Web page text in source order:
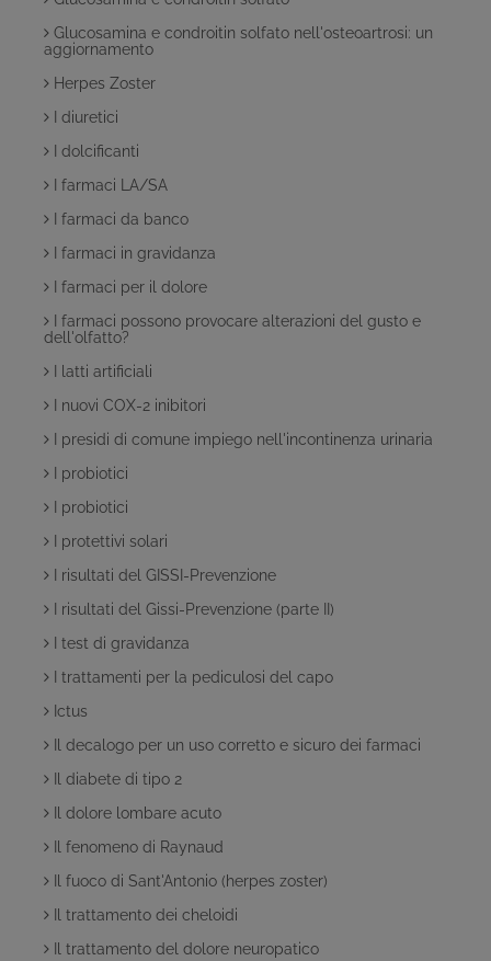
Glucosamina e condroitin solfato nell'osteoartrosi: un
aggiornamento
Herpes Zoster
I diuretici
I dolcificanti
I farmaci LA/SA
I farmaci da banco
I farmaci in gravidanza
I farmaci per il dolore
I farmaci possono provocare alterazioni del gusto e
dell'olfatto?
I latti artificiali
I nuovi COX-2 inibitori
I presidi di comune impiego nell'incontinenza urinaria
I probiotici
I probiotici
I protettivi solari
I risultati del GISSI-Prevenzione
I risultati del Gissi-Prevenzione (parte II)
I test di gravidanza
I trattamenti per la pediculosi del capo
Ictus
Il decalogo per un uso corretto e sicuro dei farmaci
Il diabete di tipo 2
Il dolore lombare acuto
Il fenomeno di Raynaud
Il fuoco di Sant'Antonio (herpes zoster)
Il trattamento dei cheloidi
Il trattamento del dolore neuropatico